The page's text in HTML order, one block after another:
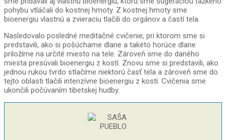
pohybu vtláčali do kostnej hmoty. Z kostnej hmoty sme
bioenergiu vlastnú a zvieraciu tlačili do orgánov a častí tela.
Nasledovalo posledné meditačné cvičenie, pri ktorom sme si
predstavili, ako si pošúchame dlane a takéto horúce dlane
priložíme na určité miesto na tele. Zároveň sme do daného
miesta presúvali bioenergiu z kostí. Znovu sme si predstavili, ako
jednou rukou tvrdo stlačíme niektorú časť tela a zároveň sme do
tejto oblasti tlačili intenzívne bioenergiu z kostí. Cvičenia sme
ukončili počúvaním tibetskej hudby.